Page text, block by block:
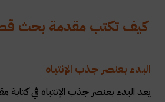
كيف تكتب مقدمة بحث
البدء بعنصر جذب الإنتباه
يعد البدء بعنصر جذب الإنتباه في